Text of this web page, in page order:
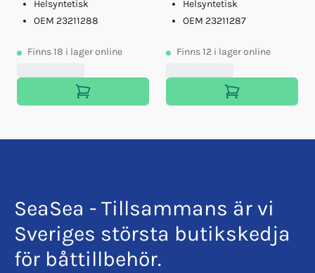
Helsyntetisk
OEM 23211288
Finns18 i lager online
Helsyntetisk
OEM 23211287
Finns12 i lager online
SeaSea - Tillsammans är vi
Sveriges största butikskedja
för båttillbehör.